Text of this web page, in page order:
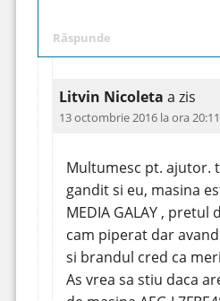
Răspunde
Litvin Nicoleta a zis
13 octombrie 2016 la ora 20:11
Multumesc pt. ajutor.
gandit si eu, masina
MEDIA GALAY , pretul
cam piperat dar
si brandul cred ca
As vrea sa stiu daca